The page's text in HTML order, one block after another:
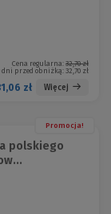
Cena regularna: 32,70 zł
dni przed obniżką:32,70 zł
zł Więcej
Promocja!
polskiego